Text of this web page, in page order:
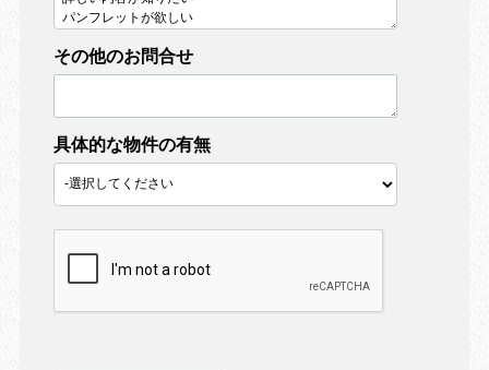
その他のお問合せ
具体的な物件の有無